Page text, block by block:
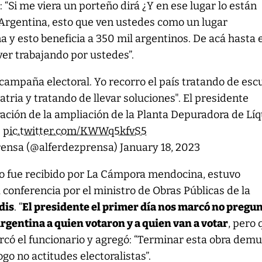
me viera un porteño dirá ¿Y en ese lugar lo están
esto que ven ustedes como un lugar
y esto beneficia a 350 mil argentinos. De acá hasta
trabajando por ustedes”.
electoral. Yo recorro el país tratando de
y tratando de llevar soluciones". El presidente
de la ampliación de la Planta Depuradora de
pic.twitter.com/KWWq5kfvS5
(@alferdezprensa)January 18, 2023
fue recibido por La Cámpora mendocina, estuvo
por el ministro de Obras Públicas de la
. “El presidente el primer día nos marcó no
a quien votaron y a quien van a votar, pero
el funcionario y agregó: “Terminar esta obra
no actitudes electoralistas”.